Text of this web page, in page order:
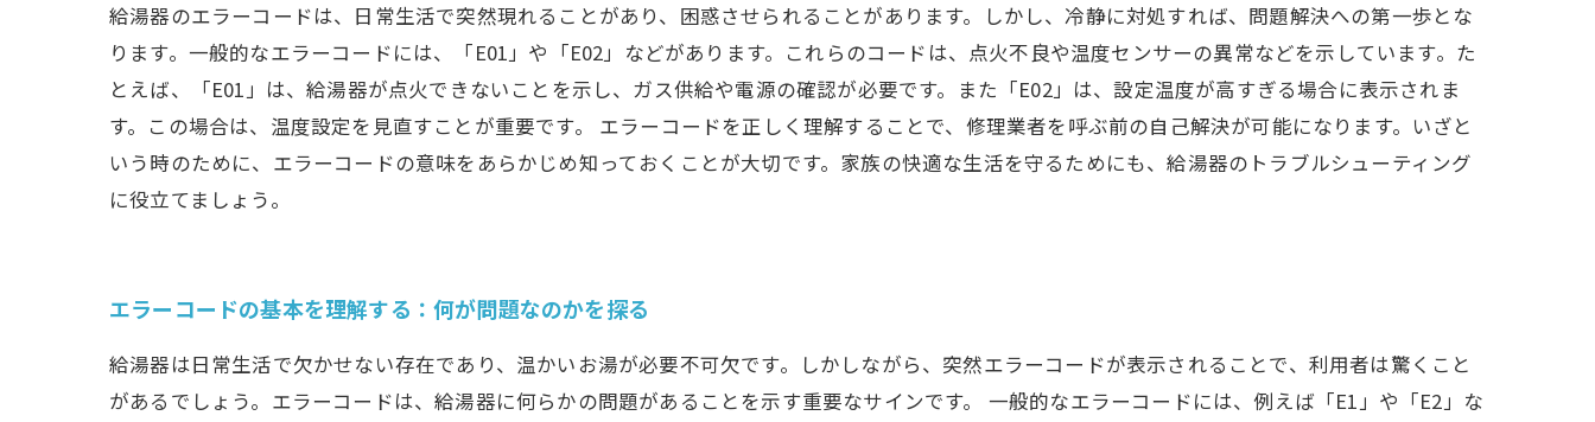
給湯器のエラーコードは、日常生活で突然現れることがあり、困惑させられることがあります。しかし、冷静に対処すれば、問題解決への第一歩とな
ります。一般的なエラーコードには、「E01」や「E02」などがあります。これらのコードは、点火不良や温度センサーの異常などを示しています。た
とえば、「E01」は、給湯器が点火できないことを示し、ガス供給や電源の確認が必要です。また「E02」は、設定温度が高すぎる場合に表示されま
す。この場合は、温度設定を見直すことが重要です。 エラーコードを正しく理解することで、修理業者を呼ぶ前の自己解決が可能になります。いざと
いう時のために、エラーコードの意味をあらかじめ知っておくことが大切です。家族の快適な生活を守るためにも、給湯器のトラブルシューティング
に役立てましょう。
エラーコードの基本を理解する：何が問題なのかを探る
給湯器は日常生活で欠かせない存在であり、温かいお湯が必要不可欠です。しかしながら、突然エラーコードが表示されることで、利用者は驚くこと
があるでしょう。エラーコードは、給湯器に何らかの問題があることを示す重要なサインです。 一般的なエラーコードには、例えば「E1」や「E2」な